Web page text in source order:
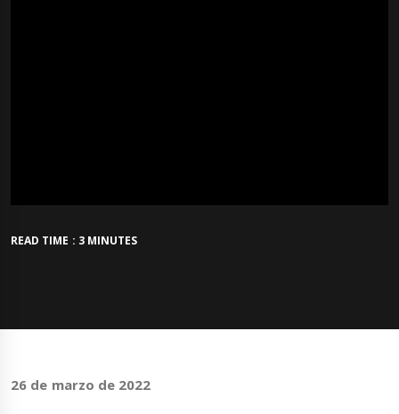
READ TIME : 3 MINUTES
26 de marzo de 2022